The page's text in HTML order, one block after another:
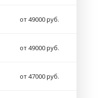
от 49000 руб.
от 49000 руб.
от 47000 руб.